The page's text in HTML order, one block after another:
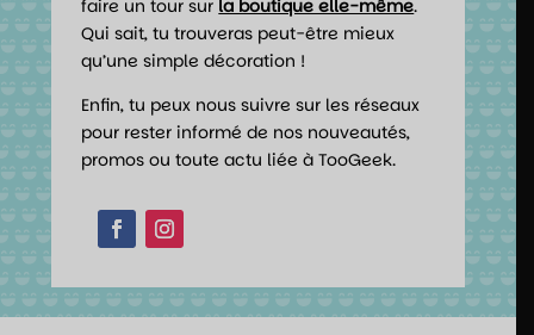
faire un tour sur la boutique elle-même.
Qui sait, tu trouveras peut-être mieux
qu’une simple décoration !
Enfin, tu peux nous suivre sur les réseaux
pour rester informé de nos nouveautés,
promos ou toute actu liée à TooGeek.